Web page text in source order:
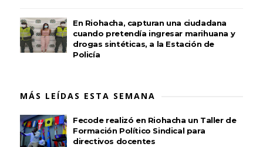
En Riohacha, capturan una ciudadana
cuando pretendía ingresar marihuana y
drogas sintéticas, a la Estación de
Policía
MÁS LEÍDAS ESTA SEMANA
Fecode realizó en Riohacha un Taller de
Formación Político Sindical para
directivos docentes